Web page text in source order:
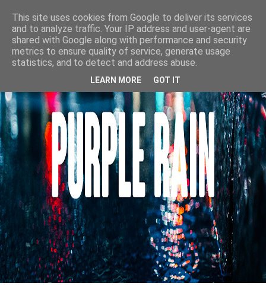
This site uses cookies from Google to deliver its services
and to analyze traffic. Your IP address and user-agent are
shared with Google along with performance and security
metrics to ensure quality of service, generate usage
statistics, and to detect and address abuse.
LEARN MORE GOT IT